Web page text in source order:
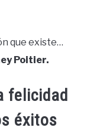
que existe…
Poitier.
felicidad
éxitos